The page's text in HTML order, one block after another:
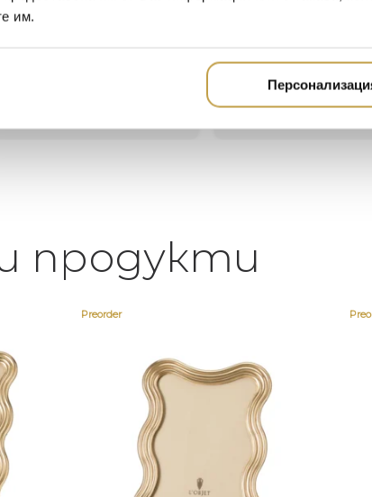
им.
Любезен
елегантен дом. В
намерите всичко,
направи жилището
продукти
Preorder